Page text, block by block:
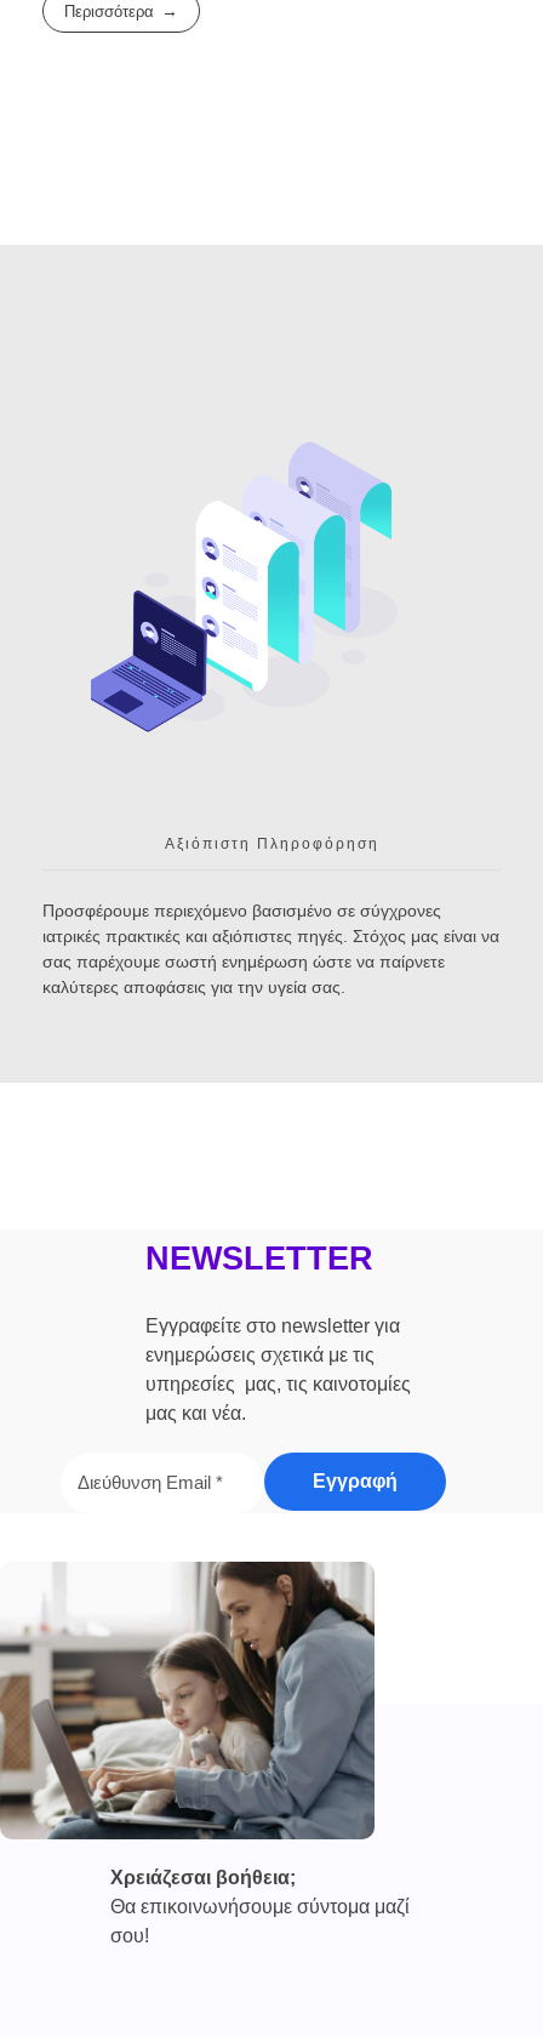
Περισσότερα
Αξιόπιστη Πληροφόρηση
Προσφέρουμε περιεχόμενο βασισμένο σε σύγχρονες
ιατρικές πρακτικές και αξιόπιστες πηγές. Στόχος μας είναι να
σας παρέχουμε σωστή ενημέρωση ώστε να παίρνετε
καλύτερες αποφάσεις για την υγεία σας.
NEWSLETTER
Εγγραφείτε στο newsletter για
ενημερώσεις σχετικά με τις
υπηρεσίες μας, τις καινοτομίες
μας και νέα.
Χρειάζεσαι βοήθεια;
Θα επικοινωνήσουμε σύντομα μαζί
σου!